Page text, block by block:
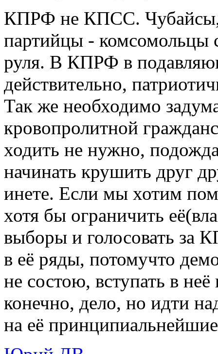
КПРФ не КПСС. Чубайсы,
партийцы - комсомольцы
руля. В КПРФ в
действительно,
Так же необходимо
кровопролитной
ходить не нужно,
начинать крушить друг
инете. Если мы хотим
хотя бы ограничить
выборы и голосовать за
в её ряды, потомучто
не состою, вступать в
конечно, дело, но идти
на её